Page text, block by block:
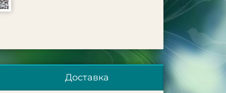
Доставка